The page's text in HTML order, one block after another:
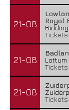
21-08
Royal
Tickets
21-08
Lottum
Tickets
21-08
Tickets